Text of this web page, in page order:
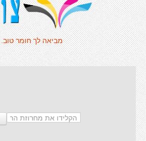
מביאה לך חומר טוב.